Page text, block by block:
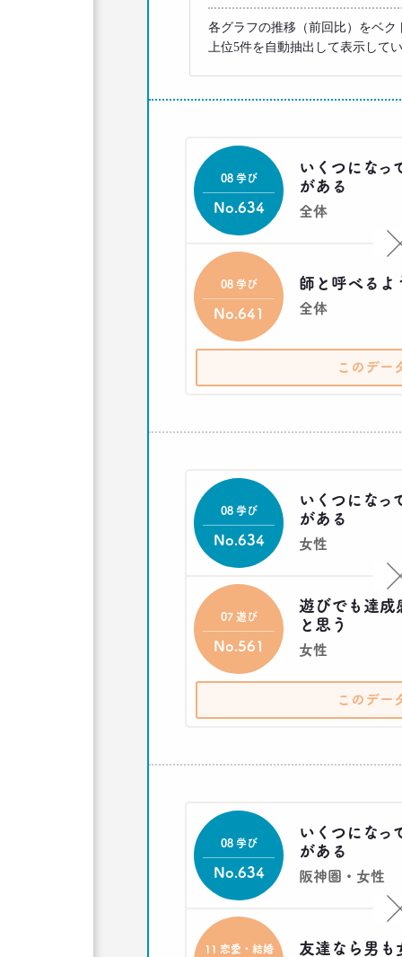
各グラフの推移（前回比）をベ
上位5件を自動抽出して表示して
いくつになっ
がある
全体
08 学び
No.634
師と呼べるよ
全体
08 学び
No.641
このデー
いくつになっ
がある
女性
08 学び
No.634
遊びでも達成
と思う
女性
07 遊び
No.561
このデー
いくつになっ
がある
阪神圏・女性
08 学び
No.634
友達なら男も
11 恋愛・結婚